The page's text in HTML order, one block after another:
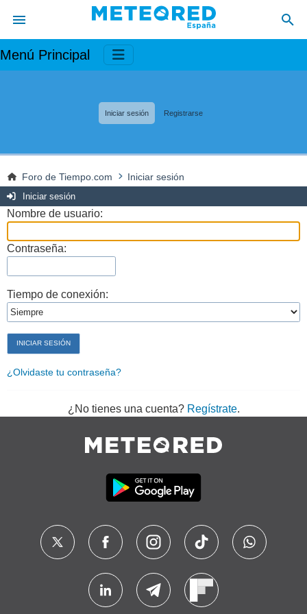
Menú Principal
Iniciar sesión Registrarse
Foro de Tiempo.com Iniciar sesión
Iniciar sesión
Nombre de usuario:
Contraseña:
Tiempo de conexión:
¿Olvidaste tu contraseña?
¿No tienes una cuenta? Regístrate.